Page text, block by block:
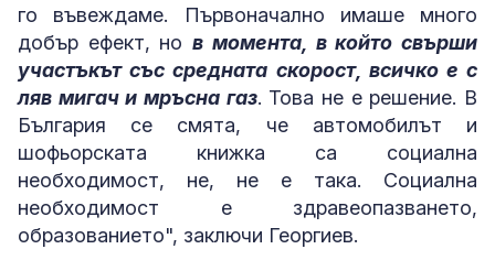
го въвеждаме. Първоначално имаше много
добър ефект, нов момента, в който свърши
участъкът със средната скорост, всичко е с
ляв мигач и мръсна газ. Това не е решение. В
България се смята, че автомобилът и
шофьорската книжка са социална
необходимост, не, не е така. Социална
необходимост е здравеопазването,
образованието", заключи Георгиев.